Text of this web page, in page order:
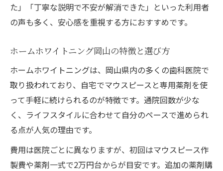
た」「丁寧な説明で不安が解消できた」といった利用者
の声も多く、安心感を重視する方におすすめです。
ホームホワイトニング岡山の特徴と選び方
ホームホワイトニングは、岡山県内の多くの歯科医院で
取り扱われており、自宅でマウスピースと専用薬剤を使
って手軽に続けられるのが特徴です。通院回数が少な
く、ライフスタイルに合わせて自分のペースで進められ
る点が人気の理由です。
費用は医院ごとに異なりますが、初回はマウスピース作
製費や薬剤一式で2万円台からが目安です。追加の薬剤購